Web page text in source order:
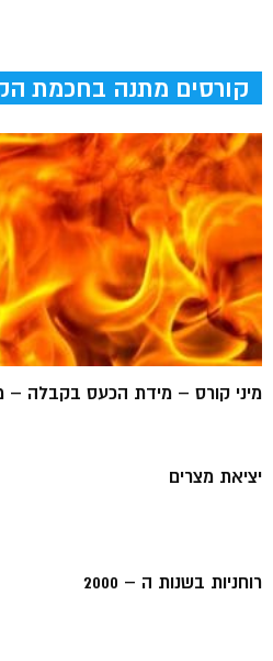
קורסים מתנה בחכמת
מיני קורס – מידת הכעס בקבלה –
יציאת מצרים
רוחניות בשנות ה – 2000